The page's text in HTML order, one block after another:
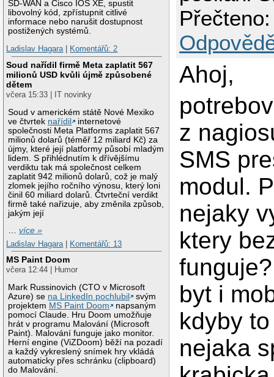
SD-WAN a Cisco IOS XE, spustit
libovolný kód, zpřístupnit citlivé
informace nebo narušit dostupnost
postižených systémů.
Ladislav Hagara| Komentářů: 2
Soud nařídil firmě Meta zaplatit 567
milionů USD kvůli újmě způsobené
dětem
včera 15:33 | IT novinky
Soud v americkém státě Nové Mexiko
ve čtvrtek nařídil
internetové
společnosti Meta Platforms zaplatit 567
milionů dolarů (téměř 12 miliard Kč) za
újmy, které její platformy působí mladým
lidem. S přihlédnutím k dřívějšímu
verdiktu tak má společnost celkem
zaplatit 942 milionů dolarů, což je malý
zlomek jejího ročního výnosu, který loni
činil 60 miliard dolarů. Čtvrteční verdikt
firmě také nařizuje, aby změnila způsob,
jakým její
…více »
Ladislav Hagara
Komentářů: 13
MS Paint Doom
včera 12:44 | Humor
Mark Russinovich (CTO v Microsoft
Azure) se na LinkedIn pochlubil
svým
projektem MS Paint Doom
napsaným
pomocí Claude. Hru Doom umožňuje
hrát v programu Malování (Microsoft
Paint). Malování funguje jako monitor.
Herní engine (ViZDoom) běží na pozadí
a každý vykreslený snímek hry vkládá
automaticky přes schránku (clipboard)
do Malování.
Ahoj,
z
SMS
modul.
nejaky
ktery
byt i
kdyby
nejaka